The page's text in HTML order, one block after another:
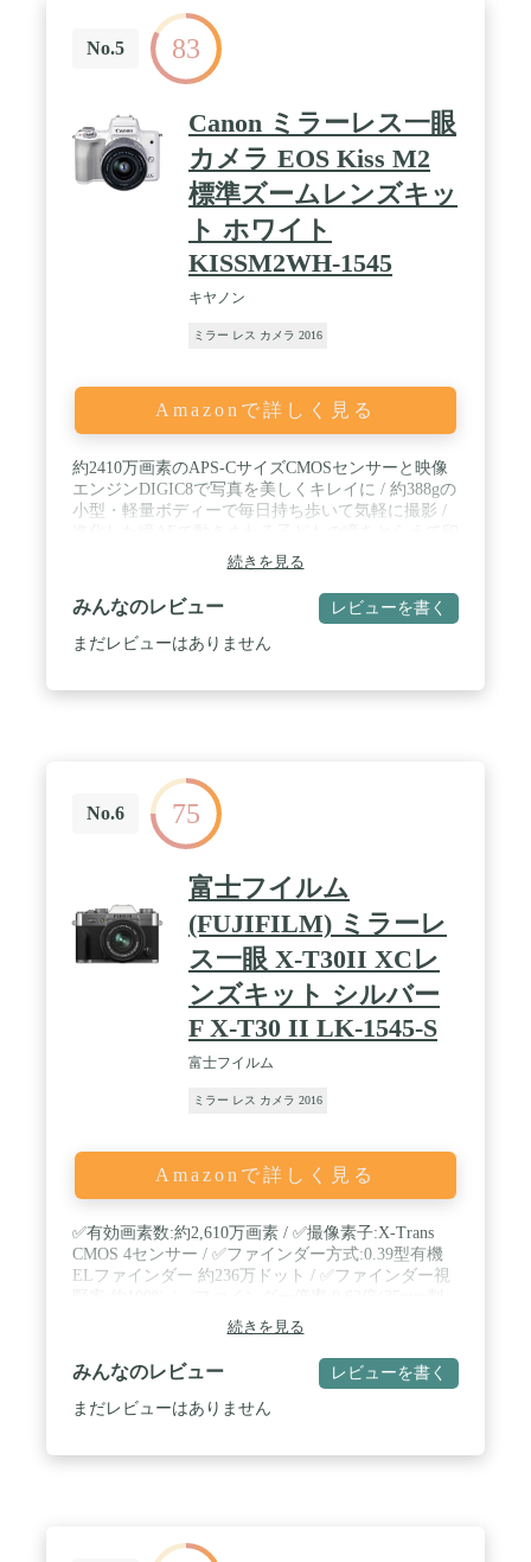
する、54本(*6)ものミラーレス専用設計レンズライ
ンアップ (*5) SEL20TC 装着時(*6) 2019年8月現
在、発表済・発売前商品を含む。フルサイズ対応レ
ンズ34本を含む
No.5 83
Canon ミラーレス一眼
カメラ EOS Kiss M2
標準ズームレンズキッ
ト ホワイト
KISSM2WH-1545
キヤノン
ミラー レス カメラ 2016
Amazonで詳しく見る
約2410万画素のAPS-CサイズCMOSセンサーと映像
エンジンDIGIC8で写真を美しくキレイに / 約388gの
小型・軽量ボディーで毎日持ち歩いて気軽に撮影 /
象的な表情に / 最高約10コマ/秒の高速連写でベスト
ショットを逃さない / バリアングル液晶モニターで
自分撮りはもちろん様々な角度から撮影を楽しく
続きを見る
みんなのレビュー レビューを書く
まだレビューはありません
No.6 75
富士フイルム
(FUJIFILM) ミラーレ
ス一眼 X-T30II XCレ
ンズキット シルバー
F X-T30 II LK-1545-S
富士フイルム
ミラー レス カメラ 2016
Amazonで詳しく見る
✅有効画素数:約2,610万画素 / ✅撮像素子:X-Trans
CMOS 4センサー / ✅ファインダー方式:0.39型有機
ELファインダー 約236万ドット / ✅ファインダー視
換算50mmレンズ、無限遠、視度 -1m-1のとき)
続きを見る
みんなのレビュー レビューを書く
まだレビューはありません